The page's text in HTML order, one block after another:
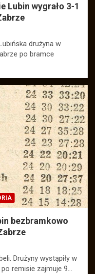
Lubin wygrało 3-1
drużyna w
po bramce
bezbramkowo
Drużyny wystąpiły w
po remisie zajmuje 9…